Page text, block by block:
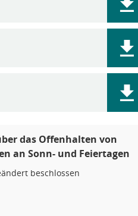
das Offenhalten von
an Sonn- und Feiertagen
beschlossen